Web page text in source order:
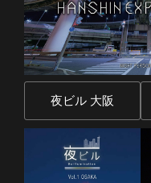
夜ビル 大阪